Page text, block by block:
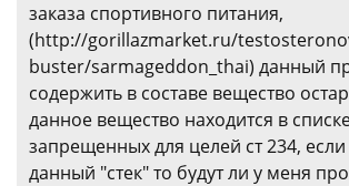
заказа спортивного питания,
(http://gorillazmarket.ru/
buster/sarmageddon_thai) данный
содержить в составе вещество
данное вещество находится в
запрещенных для целей ст 234,
данный "стек" то будут ли у меня